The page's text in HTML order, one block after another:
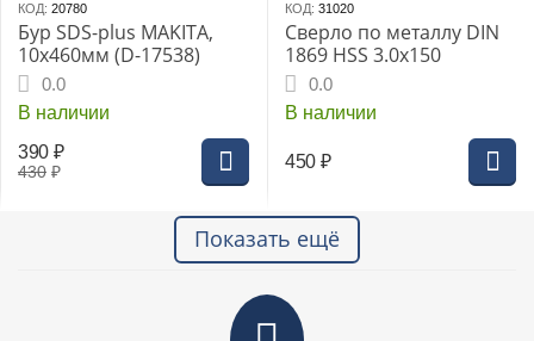
КОД: 20780
Бур SDS-plus MAKITA,
10х460мм (D-17538)
0.0
В наличии
430 ₽
390 ₽
КОД: 31020
Сверло по металлу DIN
1869 HSS 3.0х150
0.0
В наличии
450 ₽
Показать ещё